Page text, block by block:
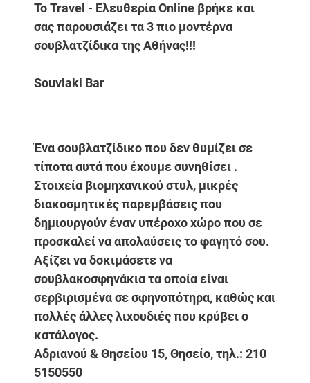
Το Travel - Ελευθερία Online βρήκε και
σας παρουσιάζει τα 3 πιο μοντέρνα
σουβλατζίδικα της Αθήνας!!!
Souvlaki Bar
Ένα σουβλατζίδικο που δεν θυμίζει σε
τίποτα αυτά που έχουμε συνηθίσει .
Στοιχεία βιομηχανικού στυλ, μικρές
διακοσμητικές παρεμβάσεις που
δημιουργούν έναν υπέροχο χώρο που σε
προσκαλεί να απολαύσεις το φαγητό σου.
Αξίζει να δοκιμάσετε να
σουβλακοσφηνάκια τα οποία είναι
σερβιρισμένα σε σφηνοπότηρα, καθώς και
πολλές άλλες λιχουδιές που κρύβει ο
κατάλογος.
Αδριανού & Θησείου 15, Θησείο, τηλ.: 210
5150550